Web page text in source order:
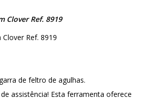
Clover Ref. 8919
Ref. 8919
de feltro de agulhas.
assistência! Esta ferramenta oferece